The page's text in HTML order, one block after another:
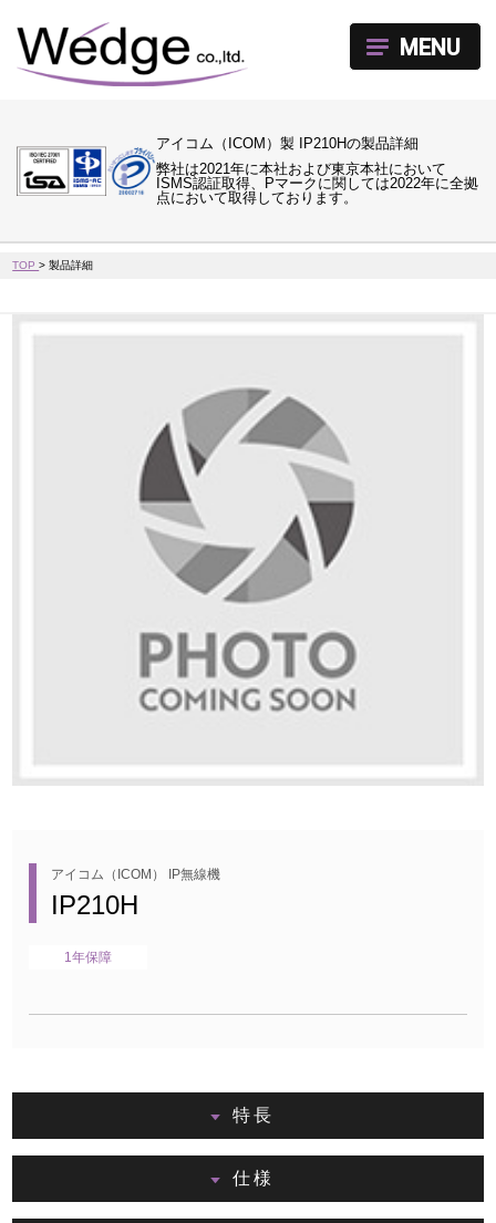
アイコム（ICOM）製 IP210Hの製品詳細
弊社は2021年に本社および東京本社において
ISMS認証取得、Pマークに関しては2022年に全拠
点において取得しております。
MENU
TOP>製品詳細
アイコム（ICOM） IP無線機
IP210H
1年保障
特長
仕様